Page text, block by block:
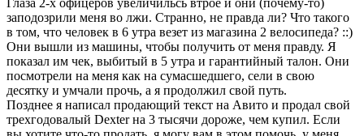
заподозрили меня во лжи. Странно, не правда ли? Что такого
в том, что человек в 6 утра везет из магазина 2 велосипеда? ::)
Они вышли из машины, чтобы получить от меня правду. Я
показал им чек, выбитый в 5 утра и гарантийный талон. Они
посмотрели на меня как на сумасшедшего, сели в свою
десятку и умчали прочь, а я продолжил свой путь.
Позднее я написал продающий текст на Авито и продал свой
трехгодовалый Dexter на 3 тысячи дороже, чем купил. Если